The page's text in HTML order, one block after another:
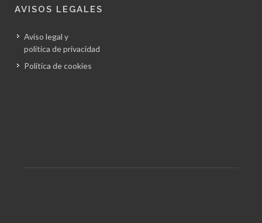
AVISOS LEGALES
Aviso legal y
política de privacidad
Política de cookies